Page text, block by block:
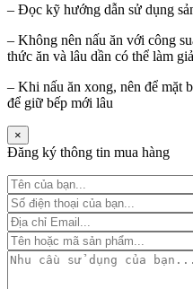
– Đọc kỹ hướng dẫn sử dụng
– Không nên nấu ăn với công
thức ăn và lâu dần có thể làm
– Khi nấu ăn xong, nên để mặt
để giữ bếp mới lâu
×
Đăng ký thông tin mua hàng